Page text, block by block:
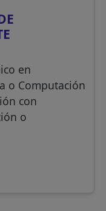
en
o Computación
con
o